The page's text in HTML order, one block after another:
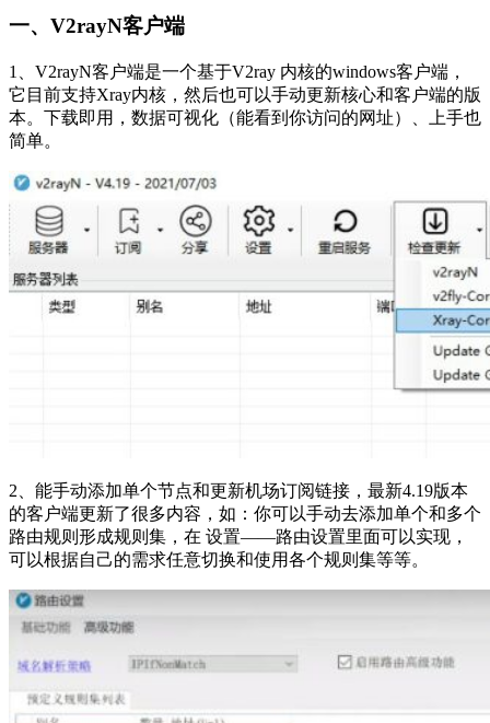
一、V2rayN客户端
1、V2rayN客户端是一个基于V2ray 内核的windows客户端，
它目前支持Xray内核，然后也可以手动更新核心和客户端的版
本。下载即用，数据可视化（能看到你访问的网址）、上手也
简单。
2、能手动添加单个节点和更新机场订阅链接，最新4.19版本
的客户端更新了很多内容，如：你可以手动去添加单个和多个
路由规则形成规则集，在 设置——路由设置里面可以实现，
可以根据自己的需求任意切换和使用各个规则集等等。